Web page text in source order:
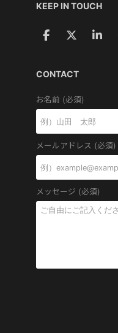
KEEP IN TOUCH
CONTACT
お名前 (必須)
メールアドレス (必須)
メッセージ (必須)